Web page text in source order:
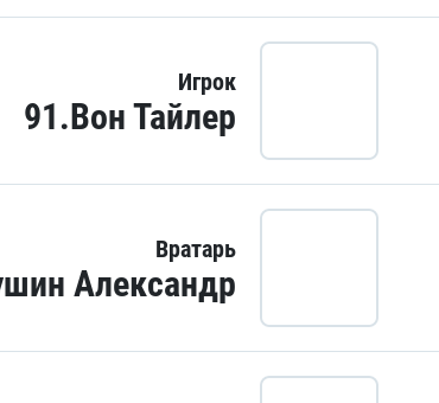
Игрок
91.Вон Тайлер
Вратарь
Александр